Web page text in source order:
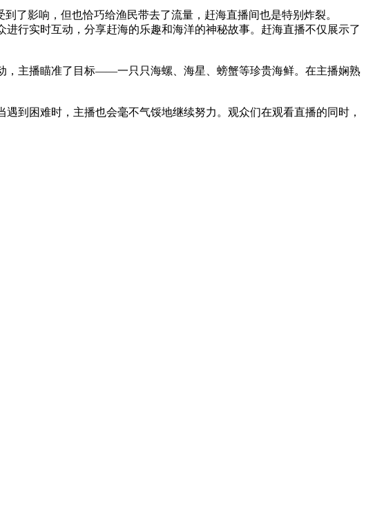
了影响，但也恰巧给渔民带去了流量，赶海直播间也是特别炸裂。
行实时互动，分享赶海的乐趣和海洋的神秘故事。赶海直播不仅展示了
，主播瞄准了目标——一只只海螺、海星、螃蟹等珍贵海鲜。在主播娴熟
到困难时，主播也会毫不气馁地继续努力。观众们在观看直播的同时，